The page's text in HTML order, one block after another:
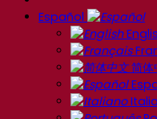
Español
简体